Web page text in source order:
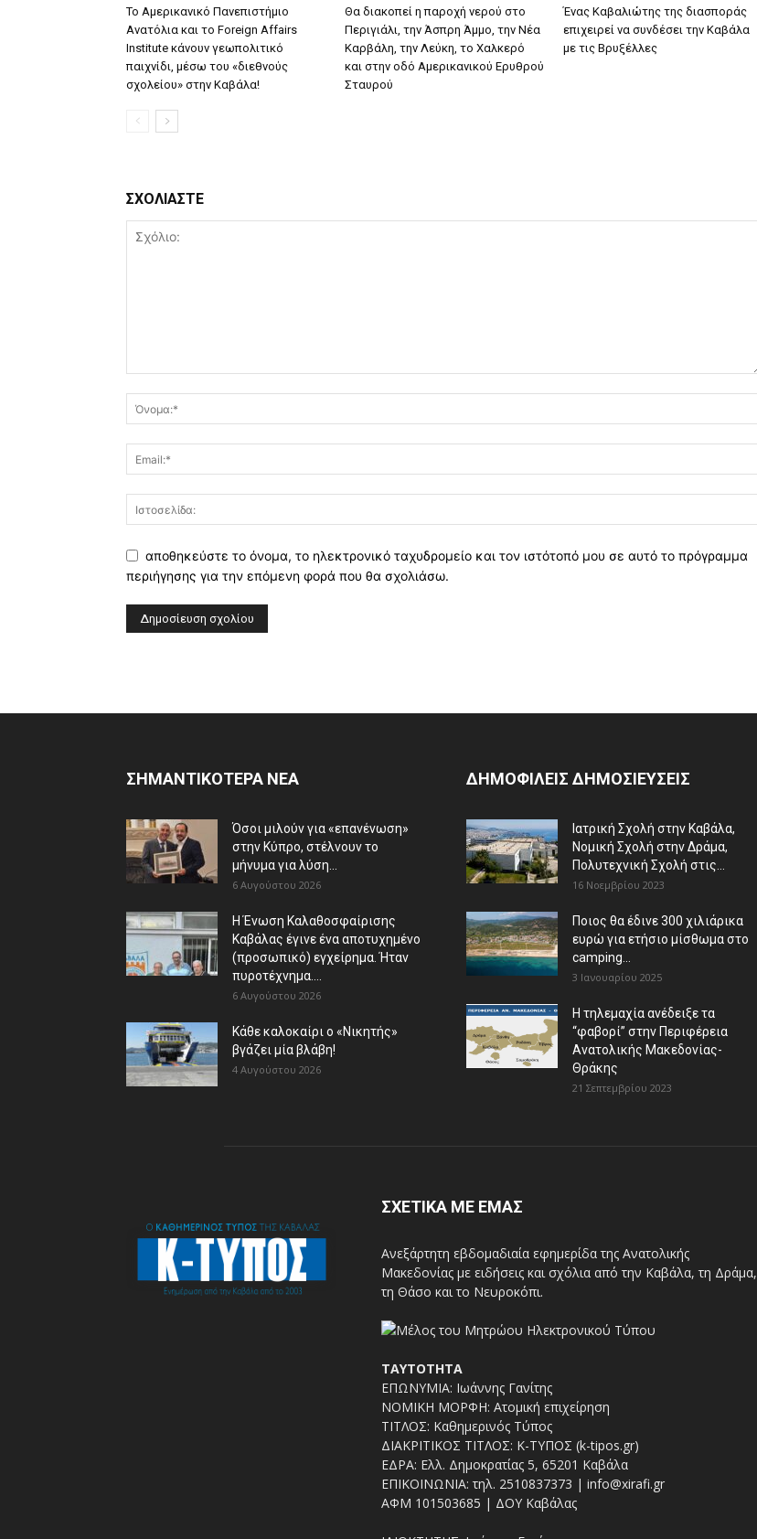
Το Αμερικανικό Πανεπιστήμιο
Ανατόλια και το Foreign Affairs
Institute κάνουν γεωπολιτικό
παιχνίδι, μέσω του «διεθνούς
σχολείου» στην Καβάλα!
Θα διακοπεί η παροχή νερού στο
Περιγιάλι, την Άσπρη Άμμο, την Νέα
Καρβάλη, την Λεύκη, το Χαλκερό
και στην οδό Αμερικανικού Ερυθρού
Σταυρού
Ένας Καβαλιώτης της διασποράς
επιχειρεί να συνδέσει την Καβάλα
με τις Βρυξέλλες
ΣΧΟΛΙΑΣΤΕ
αποθηκεύστε το όνομα, το ηλεκτρονικό ταχυδρομείο και τον ιστότοπό μου σε αυτό το πρόγραμμα
περιήγησης για την επόμενη φορά που θα σχολιάσω.
ΣΗΜΑΝΤΙΚΟΤΕΡΑ ΝΕΑ
Όσοι μιλούν για «επανένωση»
στην Κύπρο, στέλνουν το
μήνυμα για λύση...
6 Αυγούστου 2026
Η Ένωση Καλαθοσφαίρισης
Καβάλας έγινε ένα αποτυχημένο
(προσωπικό) εγχείρημα. Ήταν
πυροτέχνημα....
6 Αυγούστου 2026
Κάθε καλοκαίρι ο «Νικητής»
βγάζει μία βλάβη!
4 Αυγούστου 2026
ΔΗΜΟΦΙΛΕΙΣ ΔΗΜΟΣΙΕΥΣΕΙΣ
Ιατρική Σχολή στην Καβάλα,
Νομική Σχολή στην Δράμα,
Πολυτεχνική Σχολή στις...
16 Νοεμβρίου 2023
Ποιος θα έδινε 300 χιλιάρικα
ευρώ για ετήσιο μίσθωμα στο
camping...
3 Ιανουαρίου 2025
Η τηλεμαχία ανέδειξε τα
“φαβορί” στην Περιφέρεια
Ανατολικής Μακεδονίας-
Θράκης
21 Σεπτεμβρίου 2023
ΣΧΕΤΙΚΑ ΜΕ ΕΜΑΣ
Ανεξάρτητη εβδομαδιαία εφημερίδα της Ανατολικής
Μακεδονίας με ειδήσεις και σχόλια από την Καβάλα, τη Δράμα,
τη Θάσο και το Νευροκόπι.
ΤΑΥΤΟΤΗΤΑ
ΕΠΩΝΥΜΙΑ: Ιωάννης Γανίτης
ΝΟΜΙΚΗ ΜΟΡΦΗ: Ατομική επιχείρηση
ΤΙΤΛΟΣ: Καθημερινός Τύπος
ΔΙΑΚΡΙΤΙΚΟΣ ΤΙΤΛΟΣ: Κ-ΤΥΠΟΣ (k-tipos.gr)
ΕΔΡΑ: Ελλ. Δημοκρατίας 5, 65201 Καβάλα
ΕΠΙΚΟΙΝΩΝΙΑ: τηλ. 2510837373 | info@xirafi.gr
ΑΦΜ 101503685 | ΔΟΥ Καβάλας